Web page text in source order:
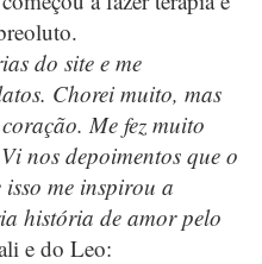
do site e me
Chorei muito, mas
Me fez muito
nos depoimentos que o
isso me inspirou a
história de amor pelo
e do Leo: